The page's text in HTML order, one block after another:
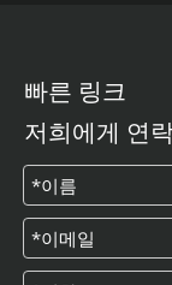
빠른 링크
저희에게 연